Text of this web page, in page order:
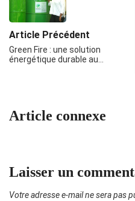
Article Précédent
Green Fire : une solution
énergétique durable au…
Article connexe
Laisser un
Votre adresse e-mail ne sera pas